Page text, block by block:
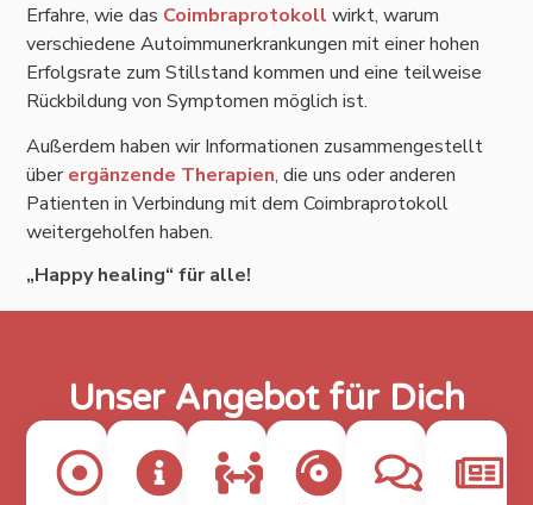
Erfahre, wie das Coimbraprotokoll wirkt, warum
verschiedene Autoimmunerkrankungen mit einer hohen
Erfolgsrate zum Stillstand kommen und eine teilweise
Rückbildung von Symptomen möglich ist.
Außerdem haben wir Informationen zusammengestellt
überergänzende Therapien, die uns oder anderen
Patienten in Verbindung mit dem Coimbraprotokoll
weitergeholfen haben.
„Happy healing“ für alle!
Unser Angebot für Dich